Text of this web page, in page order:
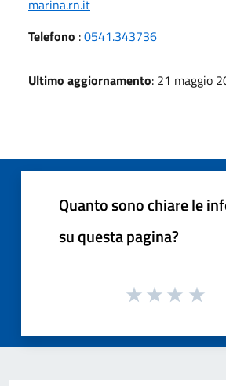
marina.rn.it
Telefono :0541.343736
Ultimo aggiornamento: 21 maggio
Quanto sono chiare le
su questa pagina?